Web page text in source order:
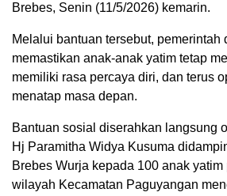
Brebes, Senin (11/5/2026) kemarin.
Melalui bantuan tersebut, pemerintah
memastikan anak-anak yatim tetap
memiliki rasa percaya diri, dan terus
menatap masa depan.
Bantuan sosial diserahkan langsung
Hj Paramitha Widya Kusuma
Brebes Wurja kepada 100 anak
wilayah Kecamatan Paguyangan